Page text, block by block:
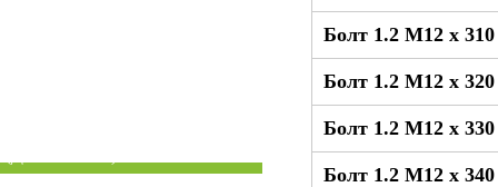
Болт 1.2 М12 x
Болт 1.2 М12 x
Болт 1.2 М12 x
Болт 1.2 М12 x